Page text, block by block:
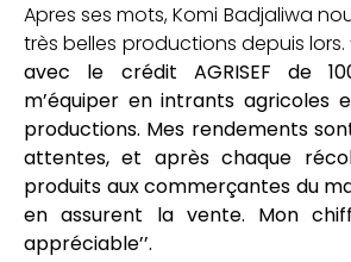
Apres ses mots, Komi Badjaliwa
très belles productions depuis lors.
avec le crédit AGRISEF de
m’équiper en intrants agricoles
productions. Mes rendements
attentes, et après chaque
produits aux commerçantes du
en assurent la vente. Mon
appréciable’’.